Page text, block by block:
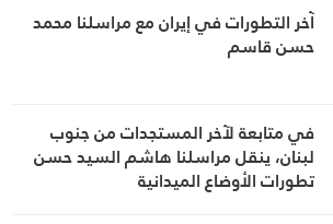
آخر التطورات في إيران مع مراسلنا محمد
حسن قاسم
في متابعة لآخر المستجدات من جنوب
لبنان، ينقل مراسلنا هاشم السيد حسن
تطورات الأوضاع الميدانية